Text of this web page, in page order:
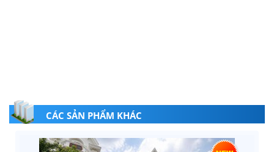
CÁC SẢN PHẨM KHÁC